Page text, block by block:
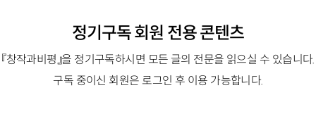
정기구독 회원 전용 콘텐츠
『창작과비평』을 정기구독하시면 모든 글의 전문을 읽으실 수 있습니다.
구독 중이신 회원은 로그인 후 이용 가능합니다.